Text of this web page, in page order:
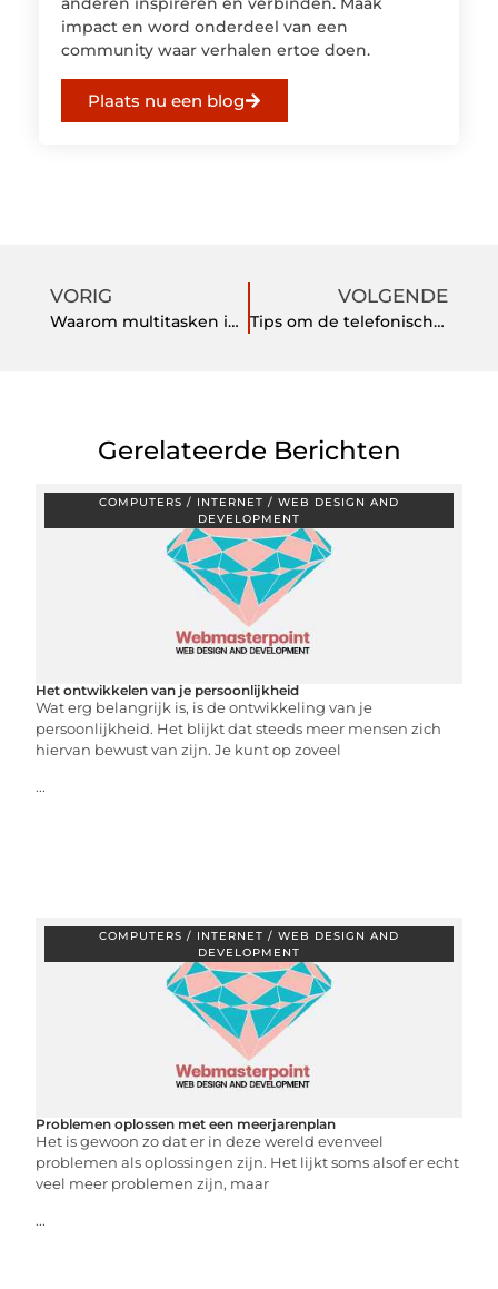
impact en word onderdeel van een
community waar verhalen ertoe doen.
Plaats nu een blog
VORIG
Waarom multitasken inefficiënt is
VOLGENDE
Tips om de telefonische bereikbaarheid te verbeteren
Gerelateerde Berichten
COMPUTERS / INTERNET / WEB DESIGN AND
DEVELOPMENT
Het ontwikkelen van je persoonlijkheid
Wat erg belangrijk is, is de ontwikkeling van je
persoonlijkheid. Het blijkt dat steeds meer mensen zich
hiervan bewust van zijn. Je kunt op zoveel
...
COMPUTERS / INTERNET / WEB DESIGN AND
DEVELOPMENT
Problemen oplossen met een meerjarenplan
Het is gewoon zo dat er in deze wereld evenveel
problemen als oplossingen zijn. Het lijkt soms alsof er echt
veel meer problemen zijn, maar
...